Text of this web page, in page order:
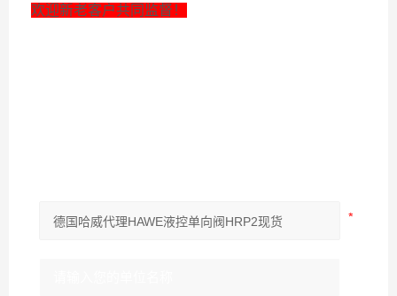
欢迎新老客户共同监督！